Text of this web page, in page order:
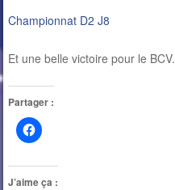
Championnat D2 J8
Et une belle victoire pour le BCV.
Partager :
J’aime ça :